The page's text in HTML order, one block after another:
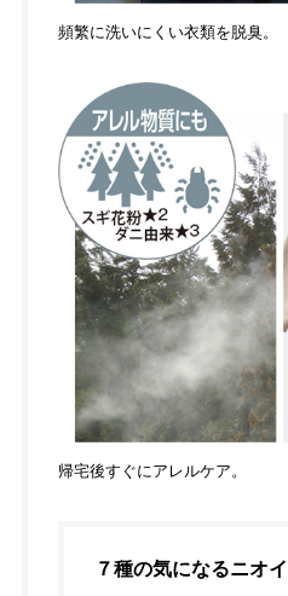
頻繁に洗いにくい衣類を脱臭。
帰宅後すぐにアレルケア。
７種の気になるニオイ